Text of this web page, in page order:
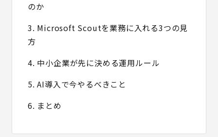
のか
3. Microsoft Scoutを業務に入れる3つの見
方
4. 中小企業が先に決める運用ルール
5. AI導入で今やるべきこと
6. まとめ